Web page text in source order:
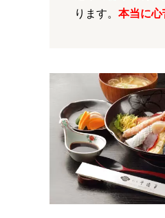
ります。 本当に心